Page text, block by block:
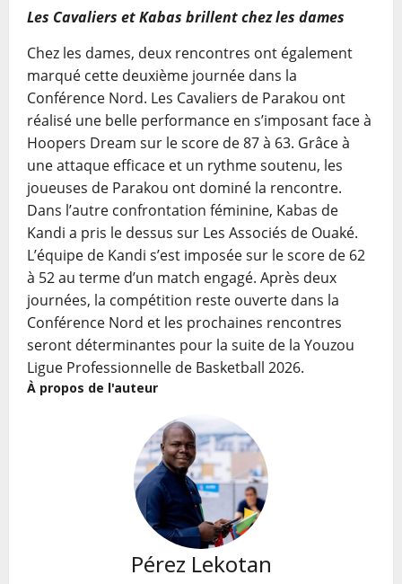
Les Cavaliers et Kabas brillent chez les dames
Chez les dames, deux rencontres ont également
marqué cette deuxième journée dans la
Conférence Nord. Les Cavaliers de Parakou ont
réalisé une belle performance en s’imposant face à
Hoopers Dream sur le score de 87 à 63. Grâce à
une attaque efficace et un rythme soutenu, les
joueuses de Parakou ont dominé la rencontre.
Dans l’autre confrontation féminine, Kabas de
Kandi a pris le dessus sur Les Associés de Ouaké.
L’équipe de Kandi s’est imposée sur le score de 62
à 52 au terme d’un match engagé. Après deux
journées, la compétition reste ouverte dans la
Conférence Nord et les prochaines rencontres
seront déterminantes pour la suite de la Youzou
Ligue Professionnelle de Basketball 2026.
À propos de l'auteur
Pérez Lekotan